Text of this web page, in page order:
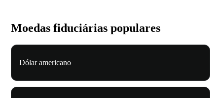
Moedas fiduciárias populares
Dólar americano